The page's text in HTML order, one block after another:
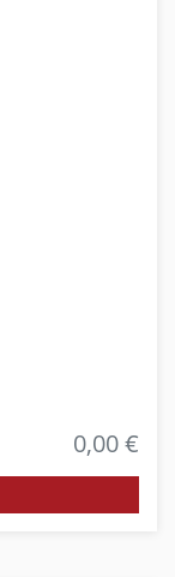
0,00 €